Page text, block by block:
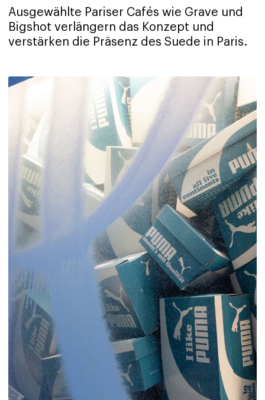
Ausgewählte Pariser Cafés wie Grave und
Bigshot verlängern das Konzept und
verstärken die Präsenz des Suede in Paris.